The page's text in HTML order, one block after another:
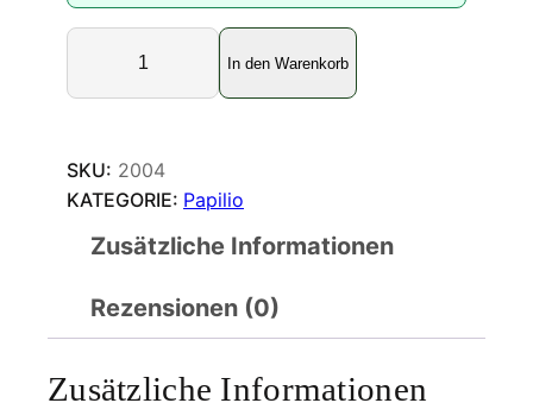
P
p
l
i
h
w
In den Warenkorb
SKU: 2004
KATEGORIE: Papilio
Zusätzliche Informationen
Rezensionen (0)
Zusätzliche Informationen